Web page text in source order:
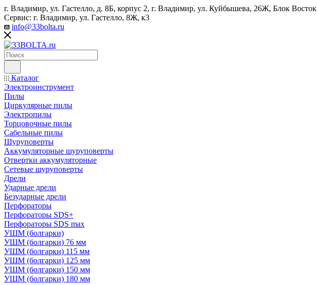
г. Владимир, ул. Гастелло, д. 8Б, корпус 2, г. Владимир, ул. ​Куйбышева, 26Ж, Блок Восток
Сервис: г. Владимир, ул. Гастелло, 8Ж, к3
info@33bolta.ru
Каталог
Электроинструмент
Пилы
Циркулярные пилы
Электропилы
Торцовочные пилы
Сабельные пилы
Шуруповерты
Аккумуляторные шуруповерты
Отвертки аккумуляторные
Сетевые шуруповерты
Дрели
Ударные дрели
Безударные дрели
Перфораторы
Перфораторы SDS+
Перфораторы SDS max
УШМ (болгарки)
УШМ (болгарки) 76 мм
УШМ (болгарки) 115 мм
УШМ (болгарки) 125 мм
УШМ (болгарки) 150 мм
УШМ (болгарки) 180 мм